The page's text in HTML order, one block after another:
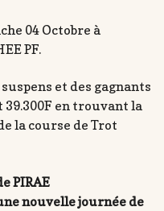
04 Octobre à
PF.
et des gagnants
en trouvant la
la course de Trot
PIRAE
nouvelle journée de